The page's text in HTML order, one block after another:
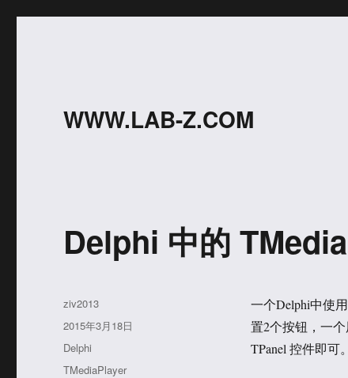
WWW.LAB-Z.COM
Delphi 中的
一个Delphi中使
置2个按钮，一
TPanel 控件即可。
作
者
ziv2013
发
布
2015年3月18日
分
类
Delphi
标
TMediaPlayer